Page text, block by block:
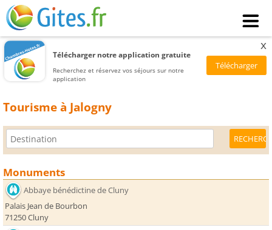
Télécharger notre application gratuite
Recherchez et réservez vos séjours sur notre
application
x
Tourisme à Jalogny
Monuments
Abbaye bénédictine de Cluny
Palais Jean de Bourbon
71250 Cluny